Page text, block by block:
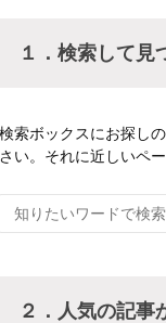
１．検索して見
検索ボックスにお探し
さい。それに近しいペ
２．人気の記事